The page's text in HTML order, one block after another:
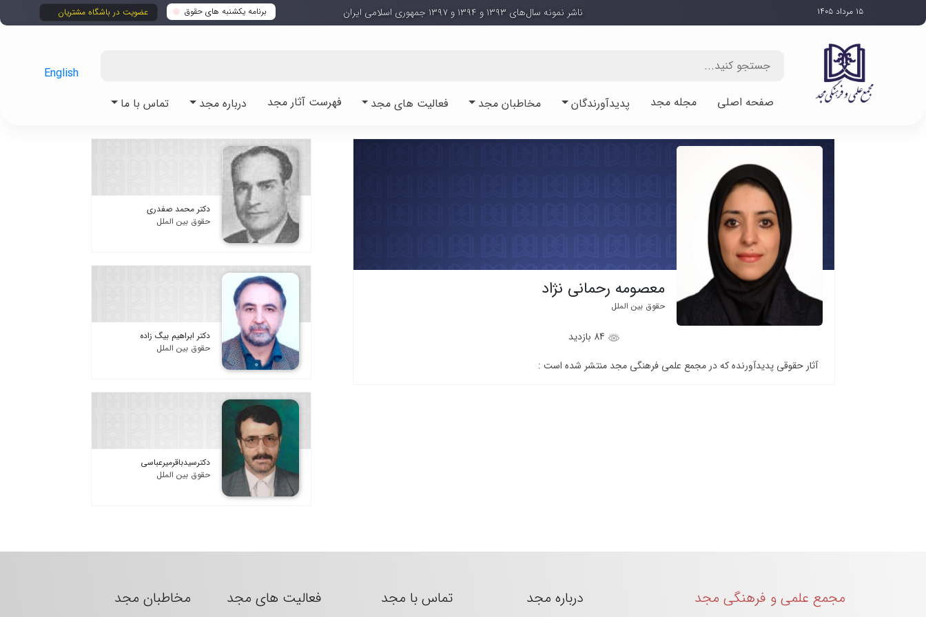
برنامه یکشنبه های حقوق عضویت در باشگاه مشتریان ۱۵ مرداد ۱۴۰۵ ناشر نمونه سال‌های ۱۳۹۳ و ۱۳۹۴ و ۱۳۹۷ جمهوری اسلامی ایران
صفحه اصلی مجله مجد پدیدآورندگان مخاطبان مجد فعالیت های مجد فهرست آثار مجد درباره مجد تماس با ما
English
معصومه رحمانی نژاد
حقوق بین الملل
آثار حقوقی پدیدآورنده که در مجمع علمی فرهنگی مجد منتشر شده است :
دکتر محمد صفدری
حقوق بین الملل
دکتر ابراهیم بیگ زاده
حقوق بین الملل
دکترسیدباقرمیرعباسی
حقوق بین الملل
مجمع علمی و فرهنگی مجد درباره مجد تماس با مجد فعالیت های مجد مخاطبان مجد